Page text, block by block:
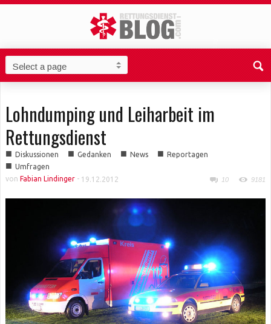
Lohndumping und Leiharbeit im
Rettungsdienst
■ Diskussionen ■ Gedanken ■ News ■ Reportagen
■ Umfragen
von Fabian Lindinger - 19.12.2012 10 9181